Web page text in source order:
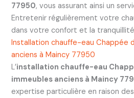
77950, vous assurant ainsi un
Entretenir régulièrement votre
dans votre confort et la
Installation chauffe-eau Chappée
anciens à Maincy 77950
L’installation chauffe-eau
immeubles anciens à Maincy
expertise particulière en raison